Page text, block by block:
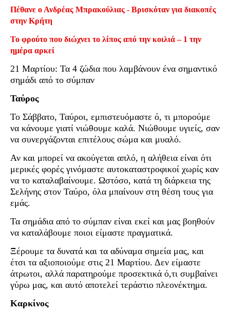
Πέθανε ο Ανδρέας Μπρακούλιας - Βρισκόταν για διακοπές
στην Κρήτη
Το φρούτο που διώχνει το λίπος από την κοιλιά – 1 την
ημέρα αρκεί
21 Μαρτίου: Τα 4 ζώδια που λαμβάνουν ένα σημαντικό
σημάδι από το σύμπαν
Ταύρος
Το Σάββατο, Ταύροι, εμπιστευόμαστε ό, τι μπορούμε
να κάνουμε γιατί νιώθουμε καλά. Νιώθουμε υγιείς, σαν
να συνεργάζονται επιτέλους σώμα και μυαλό.
Αν και μπορεί να ακούγεται απλό, η αλήθεια είναι ότι
μερικές φορές γινόμαστε αυτοκαταστροφικοί χωρίς καν
να το καταλαβαίνουμε. Ωστόσο, κατά τη διάρκεια της
Σελήνης στον Ταύρο, όλα μπαίνουν στη θέση τους για
εμάς.
Τα σημάδια από το σύμπαν είναι εκεί και μας βοηθούν
να καταλάβουμε ποιοι είμαστε πραγματικά.
Ξέρουμε τα δυνατά και τα αδύναμα σημεία μας, και
έτσι τα αξιοποιούμε στις 21 Μαρτίου. Δεν είμαστε
άτρωτοι, αλλά παρατηρούμε προσεκτικά ό,τι συμβαίνει
γύρω μας, και αυτό αποτελεί τεράστιο πλεονέκτημα.
Καρκίνος